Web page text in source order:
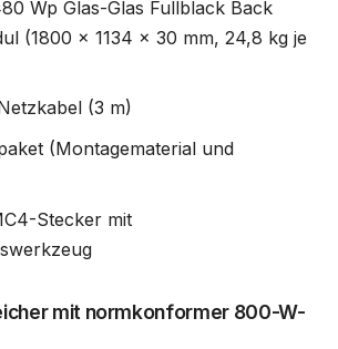
Wp Glas-Glas Fullblack Back
(1800 x 1134 x 30 mm, 24,8 kg je
(3 m)
(Montagematerial und
Stecker mit
mit normkonformer 800-W-